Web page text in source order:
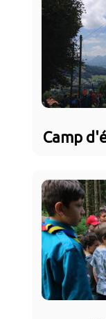
Camp